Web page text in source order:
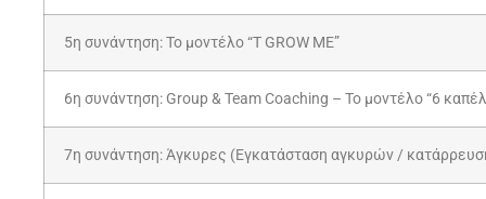
5η συνάντηση: Το μοντέλο “T GROW ME”
6η συνάντηση: Group & Team Coaching – Το μοντέλο “6
7η συνάντηση: Άγκυρες (Εγκατάσταση αγκυρών /